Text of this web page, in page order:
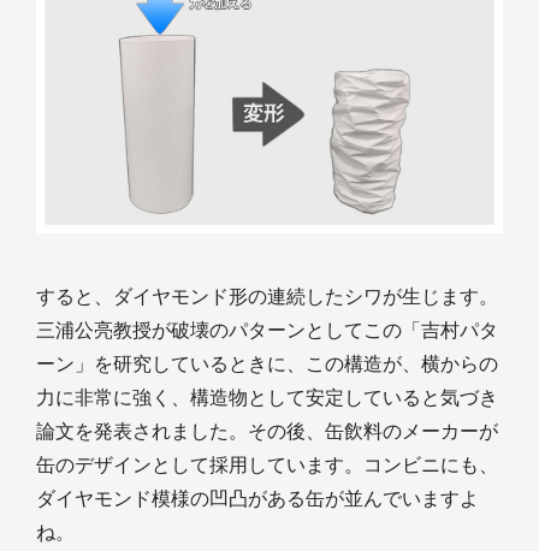
すると、ダイヤモンド形の連続したシワが生じます。
三浦公亮教授が破壊のパターンとしてこの「吉村パタ
ーン」を研究しているときに、この構造が、横からの
力に非常に強く、構造物として安定していると気づき
論文を発表されました。その後、缶飲料のメーカーが
缶のデザインとして採用しています。コンビニにも、
ダイヤモンド模様の凹凸がある缶が並んでいますよ
ね。